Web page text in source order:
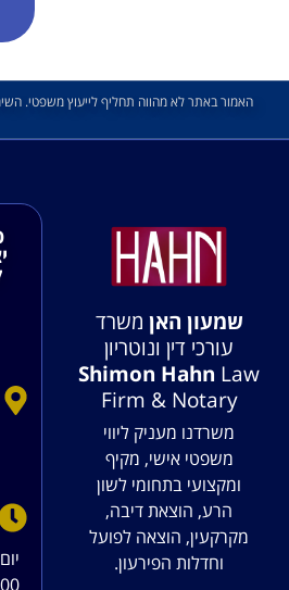
האמור באתר לא מהווה תחליף לייעוץ משפטי.
שמעון האן משרד
עורכי דין ונוטריון
Shimon Hahn Law
Firm & Notary
משרדנו מעניק ליווי
משפטי אישי, מקיף
ומקצועי בתחומי לשון
הרע, הוצאת דיבה,
מקרקעין, הוצאה לפועל
וחדלות הפירעון.